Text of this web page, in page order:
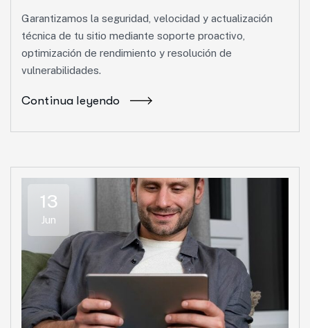
Garantizamos la seguridad, velocidad y actualización
técnica de tu sitio mediante soporte proactivo,
optimización de rendimiento y resolución de
vulnerabilidades.
Continua leyendo
13
Jun